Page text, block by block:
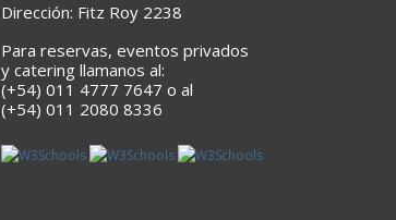
Dirección: Fitz Roy 2238
Para reservas, eventos privados
y catering llamanos al:
(+54) 011 4777 7647 o al
(+54) 011 2080 8336